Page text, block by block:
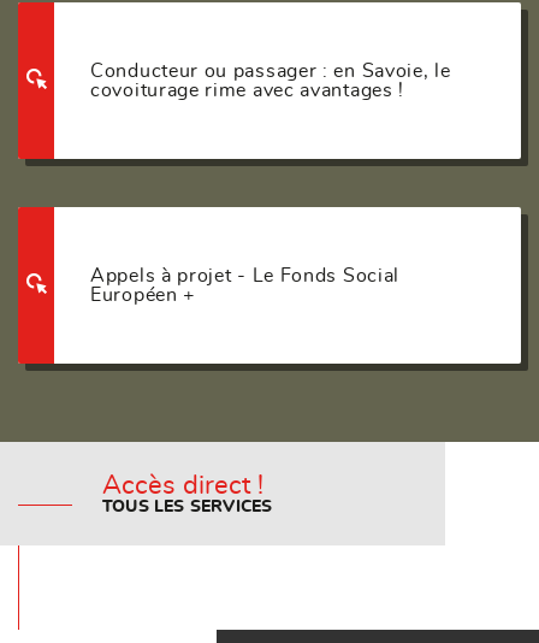
Conducteur ou passager : en Savoie, le
covoiturage rime avec avantages !
Appels à projet - Le Fonds Social
Européen +
Accès direct !
TOUS LES SERVICES